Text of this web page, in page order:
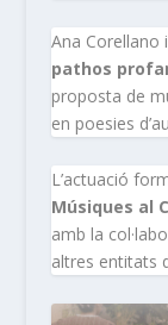
Ana Corellano
pathos
proposta de
en poesies
L’actuació
Músiques al
amb la
altres entitats